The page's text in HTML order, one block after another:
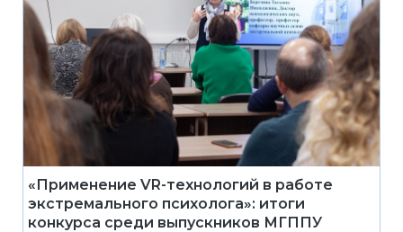
«Применение VR-технологий в работе
экстремального психолога»: итоги
конкурса среди выпускников МГППУ